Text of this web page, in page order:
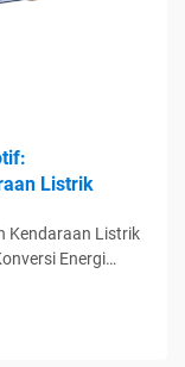
Listrik
Kendaraan Listrik
Energi